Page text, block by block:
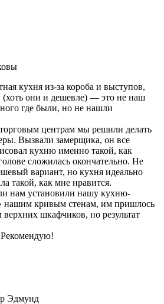
кухня из-за короба и выступов,
(хоть они и дешевле) — это не наш
где были, но не нашли
центрам мы решили делать
Вызвали замерщика, он все
кухню именно такой, как
сложилась окончательно. Не
вариант, но кухня идеально
такой, как мне нравится.
нам установили нашу кухню-
нашим кривым стенам, им пришлось
шкафчиков, но результат
Эдмунд